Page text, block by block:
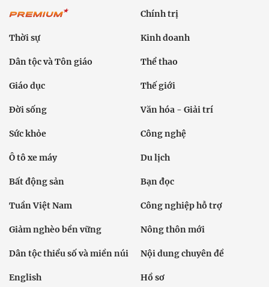
Chính trị
Thời sự Kinh doanh
Dân tộc và Tôn giáo Thể thao
Giáo dục Thế giới
Đời sống Văn hóa - Giải trí
Sức khỏe Công nghệ
Ô tô xe máy Du lịch
Bất động sản Bạn đọc
Tuần Việt Nam Công nghiệp hỗ trợ
Giảm nghèo bền vững Nông thôn mới
Dân tộc thiểu số và miền núi Nội dung chuyên đề
English Hồ sơ